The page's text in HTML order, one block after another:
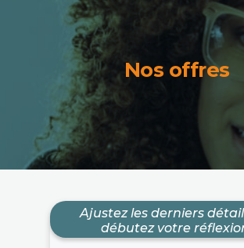
Nos offres
Ajustez les derniers
débutez votre